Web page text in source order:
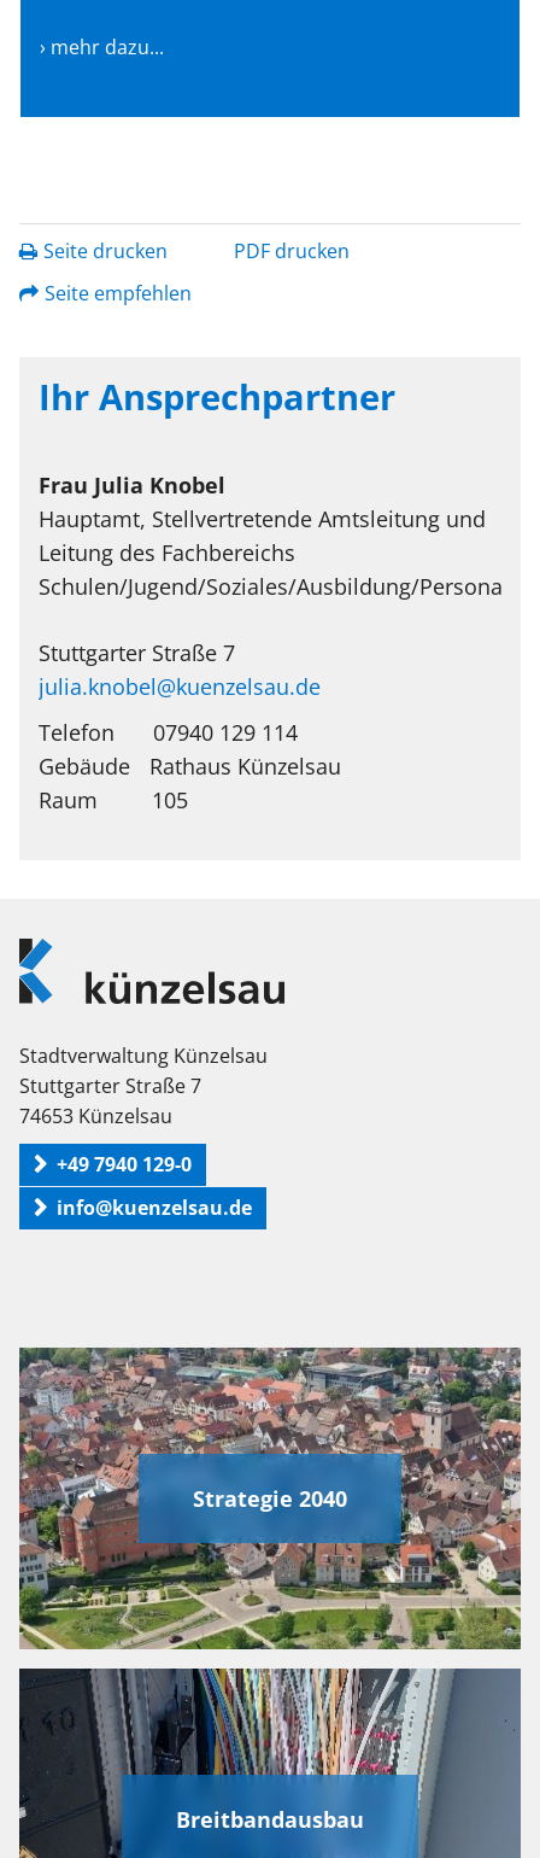
› mehr dazu...
Seite drucken
PDF drucken
Seite empfehlen
Ihr Ansprechpartner
Frau Julia Knobel
Hauptamt, Stellvertretende Amtsleitung und
Leitung des Fachbereichs
Schulen/Jugend/Soziales/Ausbildung/
Stuttgarter Straße 7
julia.knobel@kuenzelsau.de
Telefon
07940 129 114
Rathaus Künzelsau
105
Logo
Künzelsau
Stadtverwaltung Künzelsau
Stuttgarter Straße 7
74653 Künzelsau
+49 7940 129-0
info@kuenzelsau.de
Strategie 2040
Breitbandausbau